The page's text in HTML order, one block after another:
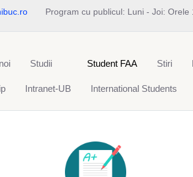
Program cu publicul: Luni - Joi: Orele
Studii Student FAA Stiri
Intranet-UB International Students